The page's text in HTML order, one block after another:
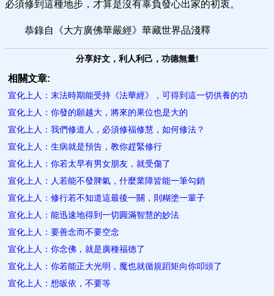
必須修到這種地步，才算是沒有辜負發心出家的初衷。
恭錄自《大方廣佛華嚴經》華藏世界品淺釋
分享好文，利人利己，功德無量!
相關文章:
宣化上人：末法時期能受持《法華經》，可得到這一切供養的功
宣化上人：你發的願越大，將來的果位也是大的
宣化上人：我們修道人，必須修福修慧，如何修法？
宣化上人：生病就是預告，教你趕緊修行
宣化上人：你若太早有男女朋友，就受傷了
宣化上人：人若能不發脾氣，什麼業障皆能一筆勾銷
宣化上人：修行若不知道這最後一關，則糊塗一輩子
宣化上人：能迅速地得到一切圓滿智慧的妙法
宣化上人：要善念而不要空念
宣化上人：你念佛，就是廣種福德了
宣化上人：你若能正大光明，魔也就循規蹈矩向你叩頭了
宣化上人：想皈依，不要等